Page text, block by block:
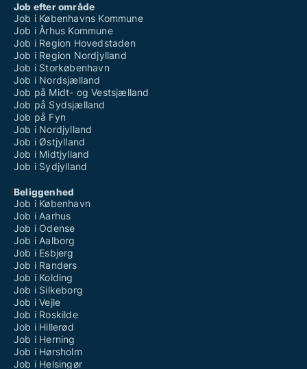
Job efter område
Job i Københavns Kommune
Job i Århus Kommune
Job i Region Hovedstaden
Job i Region Nordjylland
Job i Storkøbenhavn
Job i Nordsjælland
Job på Midt- og Vestsjælland
Job på Sydsjælland
Job på Fyn
Job i Nordjylland
Job i Østjylland
Job i Midtjylland
Job i Sydjylland
Beliggenhed
Job i København
Job i Aarhus
Job i Odense
Job i Aalborg
Job i Esbjerg
Job i Randers
Job i Kolding
Job i Silkeborg
Job i Vejle
Job i Roskilde
Job i Hillerød
Job i Herning
Job i Hørsholm
Job i Helsingør